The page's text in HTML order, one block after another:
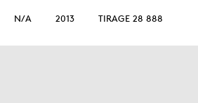
N/A 2013 TIRAGE 28 888